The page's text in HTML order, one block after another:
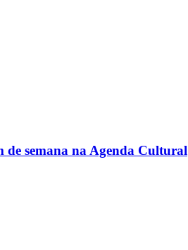
de semana na Agenda Cultural